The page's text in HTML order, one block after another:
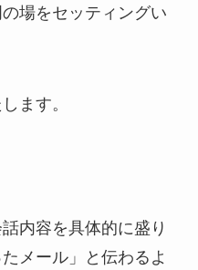
場をセッティングい
ます。
内容を具体的に盛り
メール」と伝わるよ